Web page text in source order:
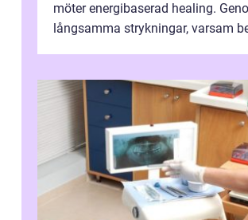
möter energibaserad healing.
långsamma strykningar, varsam